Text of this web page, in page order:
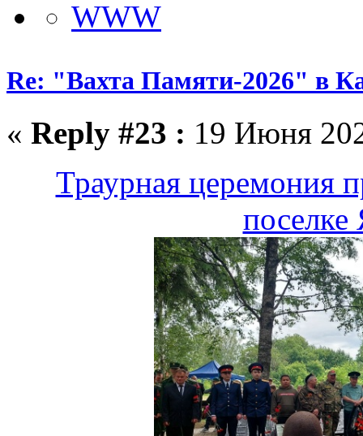
Re: "Вахта Памяти-2026" в
« Reply #23 : 19 Июня
Траурная церемония
поселке